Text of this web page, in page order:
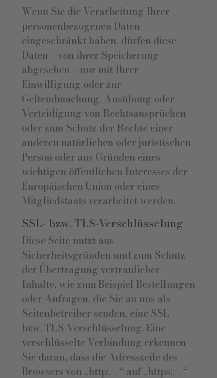
Wenn Sie die Verarbeitung Ihrer
personenbezogenen Daten
eingeschränkt haben, dürfen diese
Daten – von ihrer Speicherung
abgesehen – nur mit Ihrer
Einwilligung oder zur
Geltendmachung, Ausübung oder
Verteidigung von Rechtsansprüchen
oder zum Schutz der Rechte einer
anderen natürlichen oder juristischen
Person oder aus Gründen eines
wichtigen öffentlichen Interesses der
Europäischen Union oder eines
Mitgliedstaats verarbeitet werden.
SSL- bzw. TLS-Verschlüsselung
Diese Seite nutzt aus
Sicherheitsgründen und zum Schutz
der Übertragung vertraulicher
Inhalte, wie zum Beispiel Bestellungen
oder Anfragen, die Sie an uns als
Seitenbetreiber senden, eine SSL-
bzw. TLS-Verschlüsselung. Eine
verschlüsselte Verbindung erkennen
Sie daran, dass die Adresszeile des
Browsers von „http://“ auf „https://“